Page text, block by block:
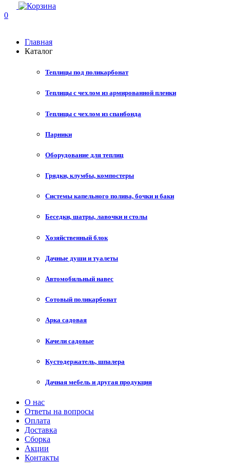
0
Главная
Каталог
Теплицы под поликарбонат
Теплицы с чехлом из армированной пленки
Теплицы с чехлом из спанбонда
Парники
Оборудование для теплиц
Грядки, клумбы, компостеры
Системы капельного полива, бочки и баки
Беседки, шатры, лавочки и столы
Хозяйственный блок
Дачные души и туалеты
Автомобильный навес
Сотовый поликарбонат
Арка садовая
Качели садовые
Кустодержатель, шпалера
Дачная мебель и другая продукция
О нас
Ответы на вопросы
Оплата
Доставка
Сборка
Акции
Контакты